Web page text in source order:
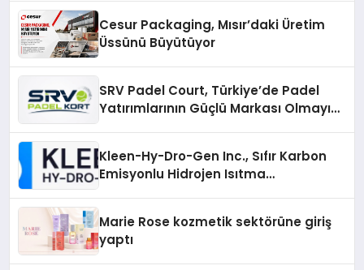
Cesur Packaging, Mısır’daki Üretim
Üssünü Büyütüyor
SRV Padel Court, Türkiye’de Padel
Yatırımlarının Güçlü Markası Olmayı
Kleen-Hy-Dro-Gen Inc., Sıfır Karbon
Emisyonlu Hidrojen Isıtma
Marie Rose kozmetik sektörüne giriş
yaptı